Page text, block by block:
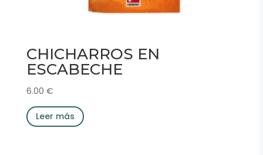
CHICHARROS EN
ESCABECHE
6.00 €
Leer más